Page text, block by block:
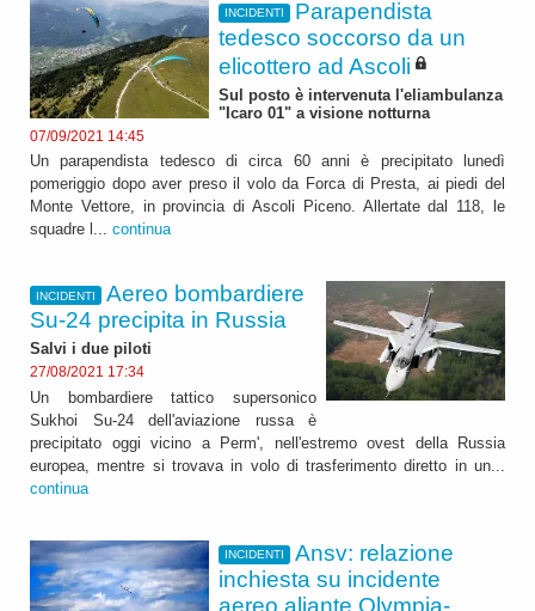
INCIDENTI
Parapendista
tedesco soccorso da un
elicottero ad Ascoli
Sul posto è intervenuta l'eliambulanza
"Icaro 01" a visione notturna
07/09/2021 14:45
Un parapendista tedesco di circa 60 anni è precipitato lunedì
pomeriggio dopo aver preso il volo da Forca di Presta, ai piedi del
Monte Vettore, in provincia di Ascoli Piceno. Allertate dal 118, le
squadre l... continua
INCIDENTI
Aereo bombardiere
Su-24 precipita in Russia
Salvi i due piloti
27/08/2021 17:34
Un bombardiere tattico supersonico
Sukhoi Su-24 dell'aviazione russa è
precipitato oggi vicino a Perm', nell'estremo ovest della Russia
europea, mentre si trovava in volo di trasferimento diretto in un...
continua
INCIDENTI
Ansv: relazione
inchiesta su incidente
aereo aliante Olympia-